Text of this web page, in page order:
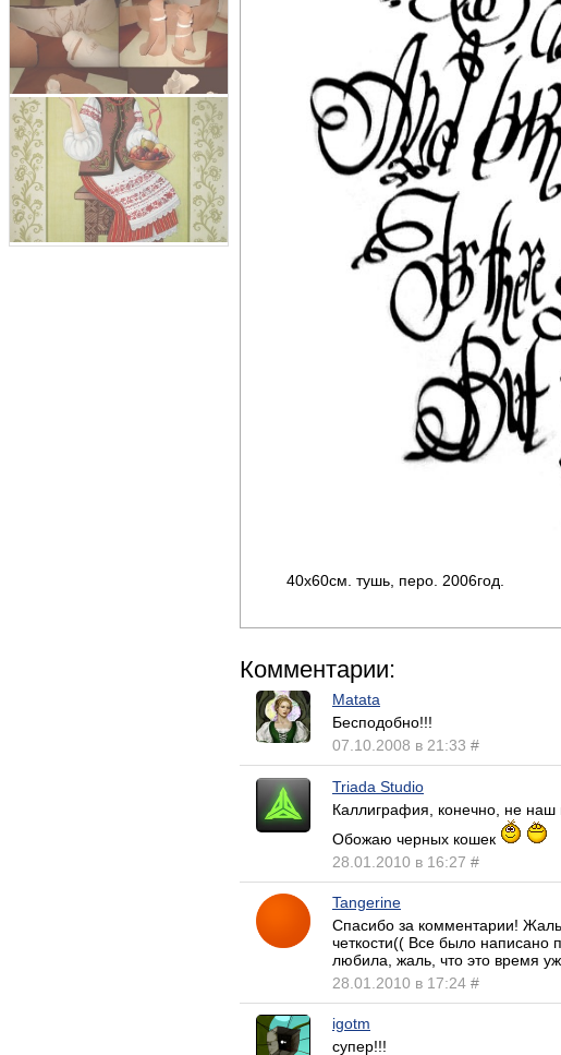
40х60см. тушь, перо. 2006год.
Комментарии:
Matata
Бесподобно!!!
07.10.2008 в 21:33 #
Triada Studio
Каллиграфия, конечно, не наш
Обожаю черных кошек
28.01.2010 в 16:27 #
Tangerine
Спасибо за комментарии!
четкости(( Все было написано
любила, жаль, что это время
28.01.2010 в 17:24 #
igotm
супер!!!